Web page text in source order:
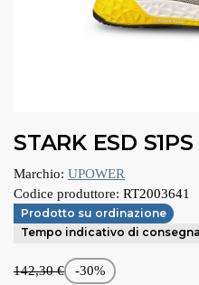
STARK ESD
Marchio: UPOWER
Codice produttore: RT2003641
Prodotto su ordinazione
Tempo indicativo di
142,30€ -30%